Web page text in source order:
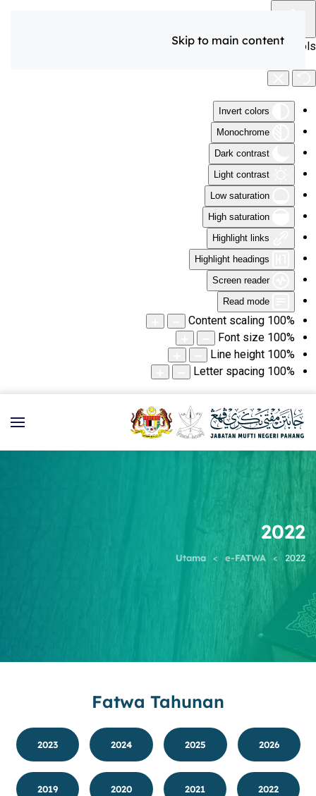
Accessibility Tools
Invert colors
Monochrome
Dark contrast
Light contrast
Low saturation
High saturation
Highlight links
Highlight headings
Screen reader
Read mode
Content scaling 100%
Font size 100%
Line height 100%
Letter spacing 100%
Skip to main content
2022
Utama e-FATWA 2022
Fatwa Tahunan
2026
2025
2024
2023
2022
2021
2020
2019